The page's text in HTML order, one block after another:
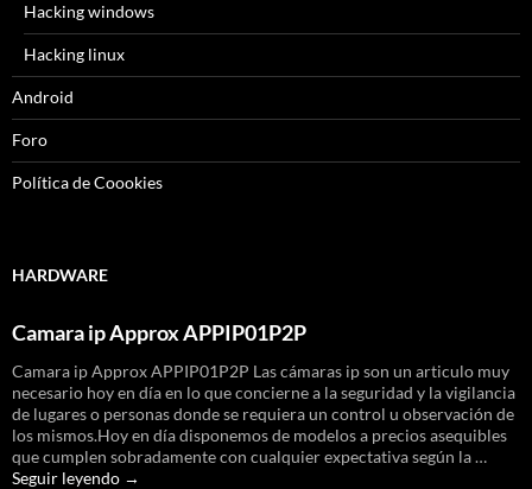
Hacking windows
Hacking linux
Android
Foro
Política de Coookies
HARDWARE
Camara ip Approx APPIP01P2P
Camara ip Approx APPIP01P2P Las cámaras ip son un articulo muy
necesario hoy en día en lo que concierne a la seguridad y la vigilancia
de lugares o personas donde se requiera un control u observación de
los mismos.Hoy en día disponemos de modelos a precios asequibles
que cumplen sobradamente con cualquier expectativa según la …
Seguir leyendo Camara
→